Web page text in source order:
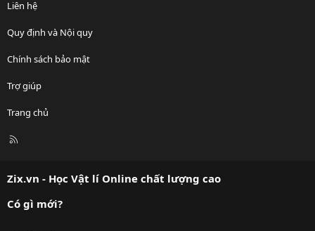
Liên hệ
Quy định và Nội quy
Chính sách bảo mật
Trợ giúp
Trang chủ
R
Zix.vn - Học Vật lí Online chất lượng cao
Có gì mới?